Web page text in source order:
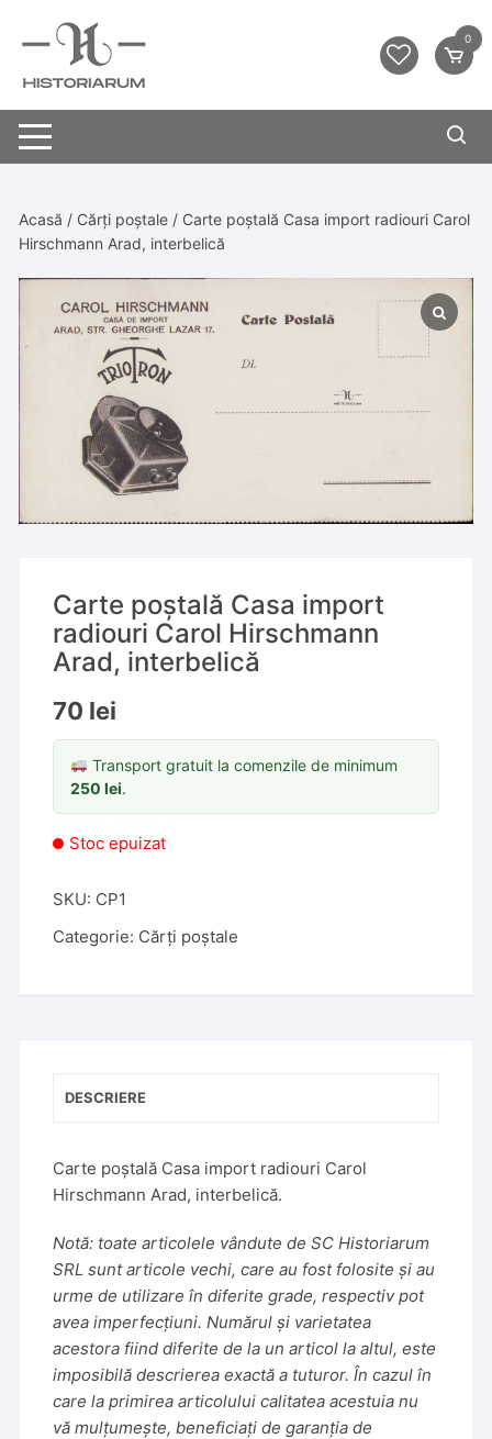
0
Acasă / Cărți poștale / Carte poștală Casa import radiouri Carol
Hirschmann Arad, interbelică
Carte poștală Casa import
radiouri Carol Hirschmann
Arad, interbelică
70 lei
Transport gratuit la comenzile de minimum
250lei.
Stoc epuizat
SKU: CP1
Categorie: Cărți poștale
DESCRIERE
Carte poștală Casa import radiouri Carol
Hirschmann Arad, interbelică.
Notă: toate articolele vândute de SC Historiarum
SRL sunt articole vechi, care au fost folosite și au
urme de utilizare în diferite grade, respectiv pot
avea imperfecțiuni. Numărul și varietatea
acestora fiind diferite de la un articol la altul, este
imposibilă descrierea exactă a tuturor. În cazul în
care la primirea articolului calitatea acestuia nu
vă mulțumește, beneficiați de garanția de